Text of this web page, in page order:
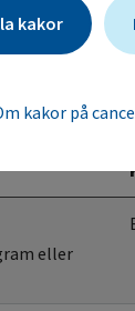
eller
kakor
kakor på